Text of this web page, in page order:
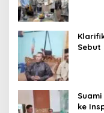
Sebut
ke